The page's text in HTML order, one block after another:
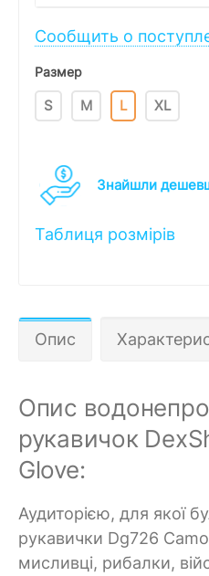
Сообщить о
Размер
S M L XL
Знайшли
Таблиця розмірів
Опис
Опис
рукавичок
Glove:
Аудиторією, для якої
рукавички Dg726
мисливці, рибалки,